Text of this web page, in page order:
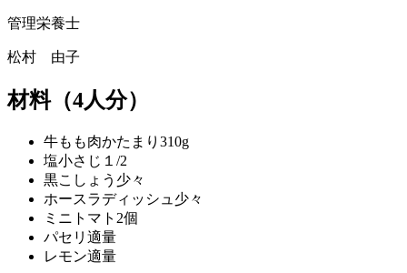
管理栄養士
松村 由子
材料（4人分）
牛もも肉かたまり 310g
塩小さじ１/2
黒こしょう 少々
ホースラディッシュ 少々
ミニトマト 2個
パセリ 適量
レモン適量